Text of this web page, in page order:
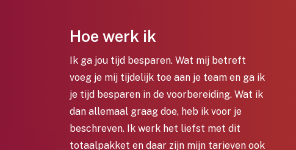
Hoe werk ik
Ik ga jou tijd besparen. Wat mij betreft
voeg je mij tijdelijk toe aan je team en ga ik
je tijd besparen in de voorbereiding. Wat ik
dan allemaal graag doe, heb ik voor je
beschreven. Ik werk het liefst met dit
totaalpakket en daar zijn mijn tarieven ook